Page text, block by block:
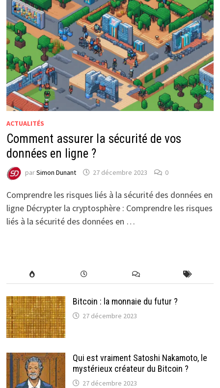
ACTUALITÉS
Comment assurer la sécurité de vos
données en ligne ?
parSimon Dunant 27 décembre 2023 0
Comprendre les risques liés à la sécurité des données en
ligne Décrypter la cryptosphère : Comprendre les risques
liés à la sécurité des données en …
Bitcoin : la monnaie du futur ?
27 décembre 2023
Qui est vraiment Satoshi Nakamoto, le
mystérieux créateur du Bitcoin ?
27 décembre 2023